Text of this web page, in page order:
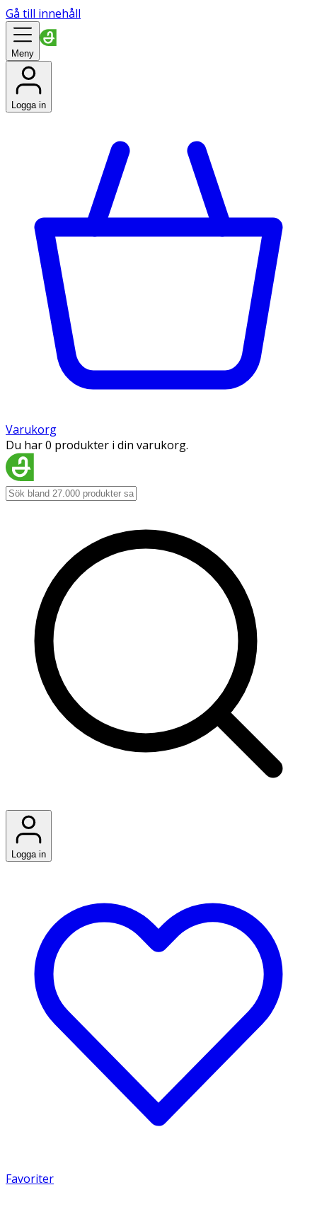
Gå till innehåll
Meny
Logga in
Varukorg
Du har 0 produkter i din varukorg.
Logga in
Favoriter